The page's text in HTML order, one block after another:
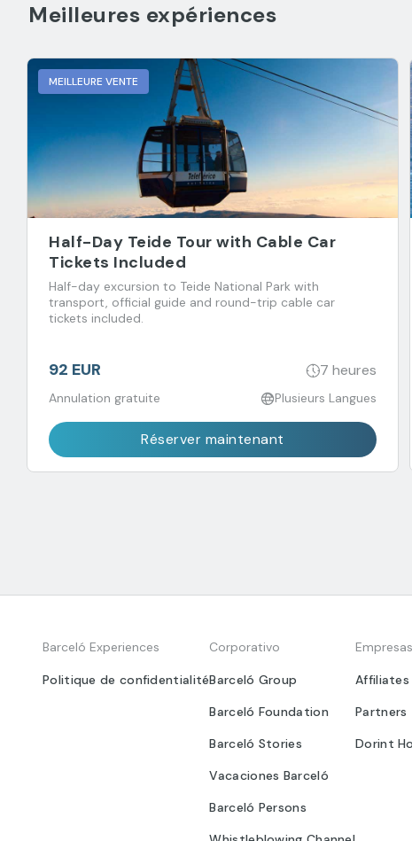
Meilleures expériences
MEILLEURE VENTE
Half-Day Teide Tour with Cable Car
Tickets Included
Half-day excursion to Teide National Park with
transport, official guide and round-trip cable car
tickets included.
92 EUR 7 heures
Annulation gratuite Plusieurs Langues
Réserver maintenant
Barceló Experiences
Politique de confidentialité
Corporativo
Barceló Group
Barceló Foundation
Barceló Stories
Vacaciones Barceló
Barceló Persons
Empresas
Affiliates
Partners
Dorint